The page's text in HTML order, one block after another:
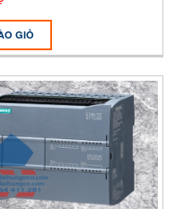
GIỎ